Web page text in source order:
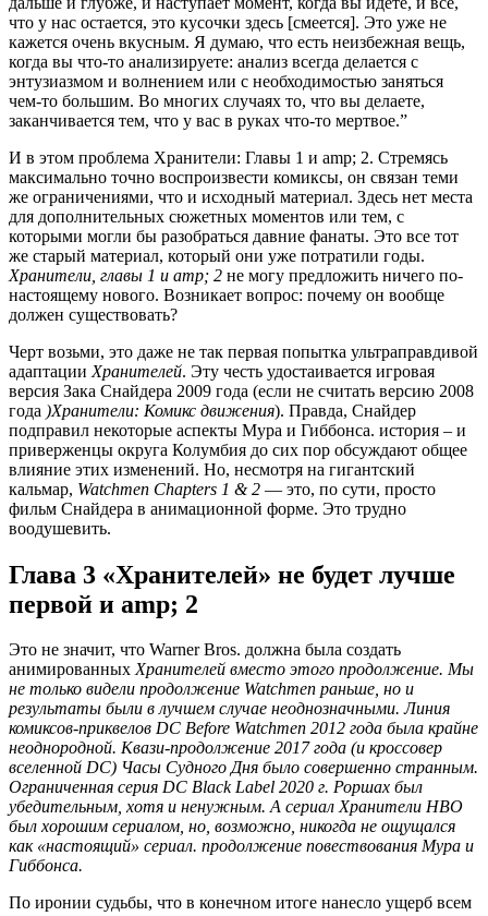
что у нас остается, это кусочки здесь [смеется]. Это уже не
кажется очень вкусным. Я думаю, что есть неизбежная вещь,
когда вы что-то анализируете: анализ всегда делается с
энтузиазмом и волнением или с необходимостью заняться
чем-то большим. Во многих случаях то, что вы делаете,
заканчивается тем, что у вас в руках что-то мертвое.”
И в этом проблема Хранители: Главы 1 и amp; 2. Стремясь
максимально точно воспроизвести комиксы, он связан теми
же ограничениями, что и исходный материал. Здесь нет места
для дополнительных сюжетных моментов или тем, с
которыми могли бы разобраться давние фанаты. Это все тот
же старый материал, который они уже потратили годы.
Хранители, главы 1 и amp; 2 не могу предложить ничего по-
настоящему нового. Возникает вопрос: почему он вообще
должен существовать?
Черт возьми, это даже не так первая попытка ультраправдивой
адаптации Хранителей. Эту честь удостаивается игровая
версия Зака ​​Снайдера 2009 года (если не считать версию 2008
года )Хранители: Комикс движения). Правда, Снайдер
подправил некоторые аспекты Мура и Гиббонса. история – и
приверженцы округа Колумбия до сих пор обсуждают общее
влияние этих изменений. Но, несмотря на гигантский
кальмар, Watchmen Chapters 1 & 2 — это, по сути, просто
фильм Снайдера в анимационной форме. Это трудно
воодушевить.
Глава 3 «Хранителей» не будет лучше
первой и amp; 2
Это не значит, что Warner Bros. должна была создать
анимированныхХранителей вместо этого продолжение. Мы
не только видели продолжение Watchmen раньше, но и
результаты были в лучшем случае неоднозначными. Линия
комиксов-приквелов DC Before Watchmen 2012 года была крайне
неоднородной. Квази-продолжение 2017 года (и кроссовер
вселенной DC) Часы Судного Дня было совершенно странным.
Ограниченная серия DC Black Label 2020 г. Роршах был
убедительным, хотя и ненужным. А сериалХранители HBO
был хорошим сериалом, но, возможно, никогда не ощущался
как «настоящий» сериал. продолжение повествования Мура и
Гиббонса.
По иронии судьбы, что в конечном итоге нанесло ущерб всем